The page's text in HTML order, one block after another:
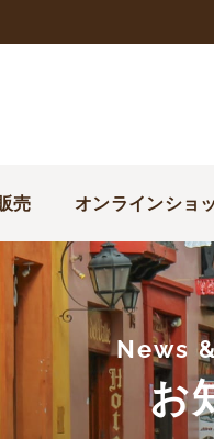
売 オンラインショ
News
お